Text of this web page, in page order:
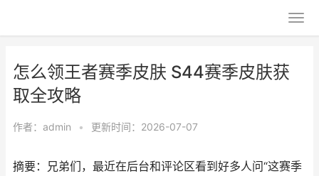
怎么领王者赛季皮肤 S44赛季皮肤获
取全攻略
作者： admin • 更新时间：2026-07-07
摘要：兄弟们，最近在后台和评论区看到好多人问“这赛季